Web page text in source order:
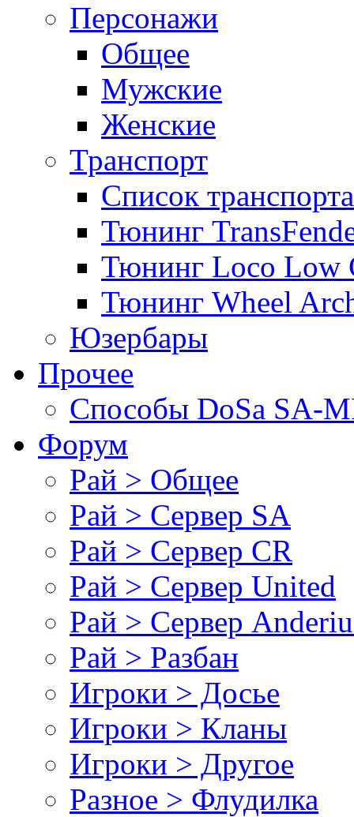
Персонажи
Общее
Мужские
Женские
Транспорт
Список транспорта
Тюнинг
Тюнинг Loco Low
Тюнинг Wheel
Юзербары
Прочее
Cпособы DoSа SA-
Форум
Рай > Общее
Рай > Сервер SA
Рай > Сервер CR
Рай > Сервер United
Рай > Сервер
Рай > Разбан
Игроки > Досье
Игроки > Кланы
Игроки > Другое
Разное > Флудилка